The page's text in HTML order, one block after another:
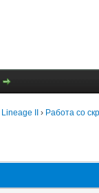
Lineage II › Работа со